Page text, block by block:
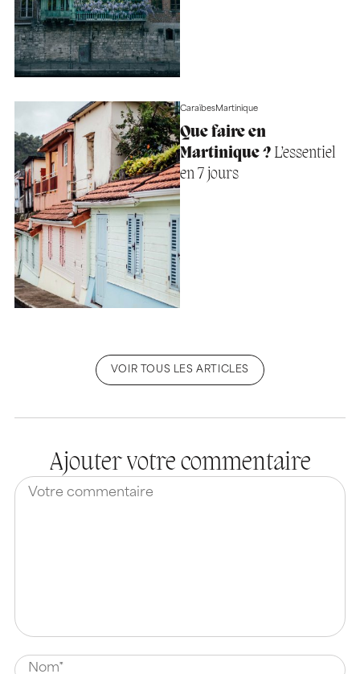
CaraïbesMartinique
Que faire en
Martinique ?L’essentiel
en 7 jours
VOIR TOUS LES ARTICLES
Ajouter votre commentaire